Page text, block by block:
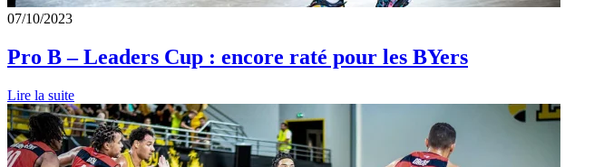
07/10/2023
Pro B – Leaders Cup : encore raté pour les BYers
Lire la suite